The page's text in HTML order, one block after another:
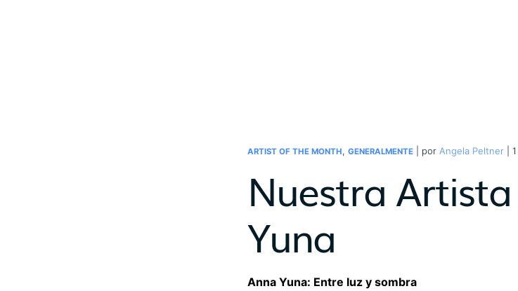
ARTIST OF THE MONTH, GENERALMENTE | por Angela Peltner |
Nuestra
Yuna
Anna Yuna: Entre luz y sombra